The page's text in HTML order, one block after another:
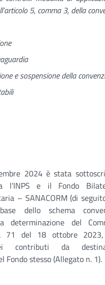
5, comma 3, della
e sospensione della
2024 è stata
l’INPS e il Fondo
– SANACORM (di
dello schema
del
71 del 18 ottobre
contributi da
Fondo stesso (Allegato n. 1).